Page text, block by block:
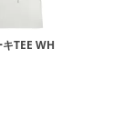
TEE WH